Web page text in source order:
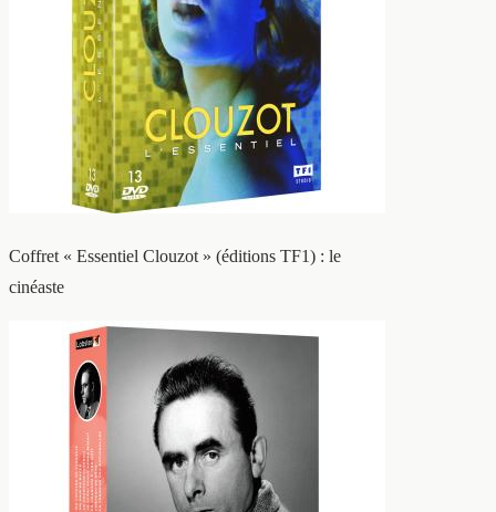
Coffret « Essentiel Clouzot » (éditions TF1) : le
cinéaste